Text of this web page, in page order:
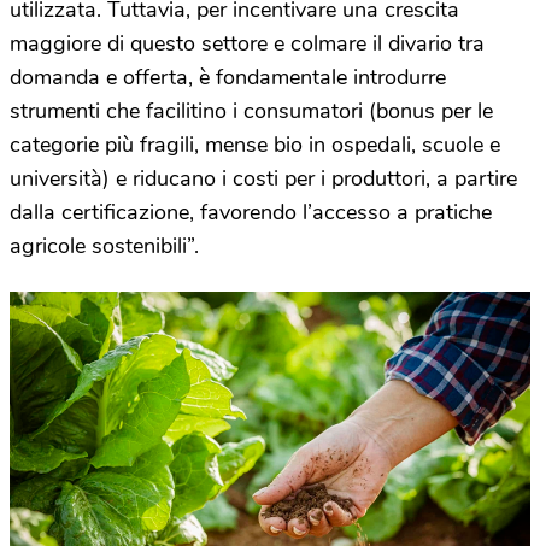
utilizzata. Tuttavia, per incentivare una crescita
maggiore di questo settore e colmare il divario tra
domanda e offerta, è fondamentale introdurre
strumenti che facilitino i consumatori (bonus per le
categorie più fragili, mense bio in ospedali, scuole e
università) e riducano i costi per i produttori, a partire
dalla certificazione, favorendo l’accesso a pratiche
agricole sostenibili”.